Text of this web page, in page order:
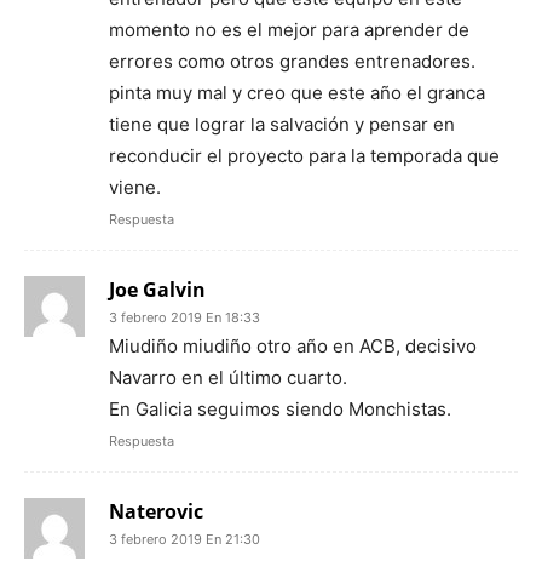
momento no es el mejor para aprender de
errores como otros grandes entrenadores.
pinta muy mal y creo que este año el granca
tiene que lograr la salvación y pensar en
reconducir el proyecto para la temporada que
viene.
Respuesta
Joe Galvin
3 febrero 2019 En 18:33
Miudiño miudiño otro año en ACB, decisivo
Navarro en el último cuarto.
En Galicia seguimos siendo Monchistas.
Respuesta
Naterovic
3 febrero 2019 En 21:30